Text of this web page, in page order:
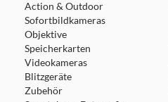
Action & Outdoor
Sofortbildkameras
Objektive
Speicherkarten
Videokameras
Blitzgeräte
Zubehör